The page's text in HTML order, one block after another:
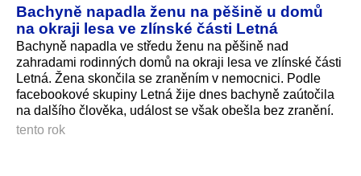
Bachyně napadla ženu na pěšině u domů
na okraji lesa ve zlínské části Letná
Bachyně napadla ve středu ženu na pěšině nad
zahradami rodinných domů na okraji lesa ve zlínské části
Letná. Žena skončila se zraněním v nemocnici. Podle
facebookové skupiny Letná žije dnes bachyně zaútočila
na dalšího člověka, událost se však obešla bez zranění.
tento rok